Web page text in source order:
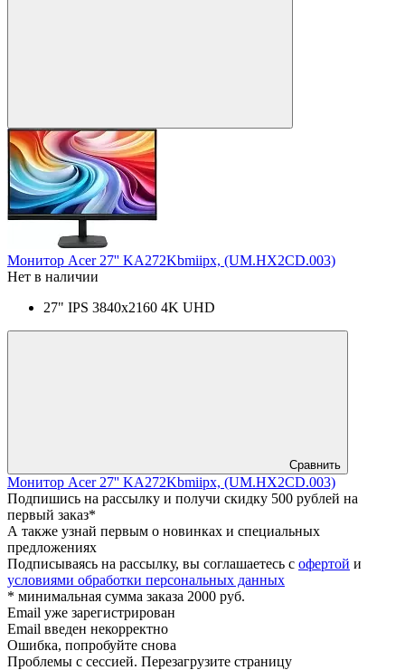
Монитор Acer 27'' KA272Kbmiipx, (UM.HX2CD.003)
Нет в наличии
27" IPS 3840x2160 4K UHD
Сравнить
Монитор Acer 27'' KA272Kbmiipx, (UM.HX2CD.003)
Подпишись на рассылку и получи скидку 500 рублей на
первый заказ*
А также узнай первым о новинках и специальных
предложениях
Подписываясь на рассылку, вы соглашаетесь с офертой и
условиями обработки персональных данных
* минимальная сумма заказа 2000 руб.
Email уже зарегистрирован
Email введен некорректно
Ошибка, попробуйте снова
Проблемы с сессией. Перезагрузите страницу